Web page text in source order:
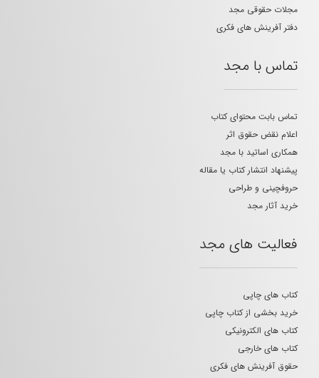
مجلات حقوقی مجد
دفتر آفرینش های فکری
تماس با مجد
تماس بابت محتوای کتاب
اعلام نقض حقوق اثر
همکاری اساتید با مجد
پیشنهاد انتشار کتاب یا مقاله
حروفچینی و طراحی
خرید آثار مجد
فعالیت های مجد
کتاب های چاپی
خرید بخشی از کتاب چاپی
کتاب های الکترونیکی
کتاب های خارجی
حقوق آفرینش های فکری